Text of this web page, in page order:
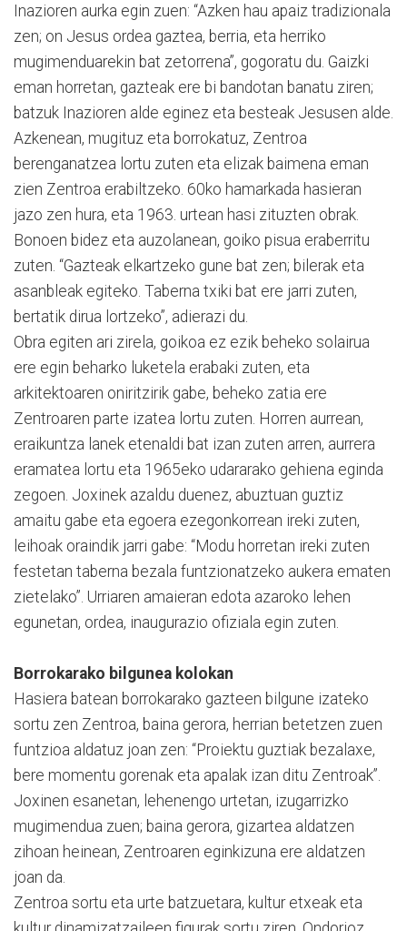
Inazioren aurka egin zuen: “Azken hau apaiz tradizionala
zen; on Jesus ordea gaztea, berria, eta herriko
mugimenduarekin bat zetorrena”, gogoratu du. Gaizki
eman horretan, gazteak ere bi bandotan banatu ziren;
batzuk Inazioren alde eginez eta besteak Jesusen alde.
Azkenean, mugituz eta borrokatuz, Zentroa
berenganatzea lortu zuten eta elizak baimena eman
zien Zentroa erabiltzeko. 60ko hamarkada hasieran
jazo zen hura, eta 1963. urtean hasi zituzten obrak.
Bonoen bidez eta auzolanean, goiko pisua eraberritu
zuten. “Gazteak elkartzeko gune bat zen; bilerak eta
asanbleak egiteko. Taberna txiki bat ere jarri zuten,
bertatik dirua lortzeko”, adierazi du.
Obra egiten ari zirela, goikoa ez ezik beheko solairua
ere egin beharko luketela erabaki zuten, eta
arkitektoaren oniritzirik gabe, beheko zatia ere
Zentroaren parte izatea lortu zuten. Horren aurrean,
eraikuntza lanek etenaldi bat izan zuten arren, aurrera
eramatea lortu eta 1965eko udararako gehiena eginda
zegoen. Joxinek azaldu duenez, abuztuan guztiz
amaitu gabe eta egoera ezegonkorrean ireki zuten,
leihoak oraindik jarri gabe: “Modu horretan ireki zuten
festetan taberna bezala funtzionatzeko aukera ematen
zietelako”. Urriaren amaieran edota azaroko lehen
egunetan, ordea, inaugurazio ofiziala egin zuten.
Borrokarako bilgunea kolokan
Hasiera batean borrokarako gazteen bilgune izateko
sortu zen Zentroa, baina gerora, herrian betetzen zuen
funtzioa aldatuz joan zen: “Proiektu guztiak bezalaxe,
bere momentu gorenak eta apalak izan ditu Zentroak”.
Joxinen esanetan, lehenengo urtetan, izugarrizko
mugimendua zuen; baina gerora, gizartea aldatzen
zihoan heinean, Zentroaren eginkizuna ere aldatzen
joan da.
Zentroa sortu eta urte batzuetara, kultur etxeak eta